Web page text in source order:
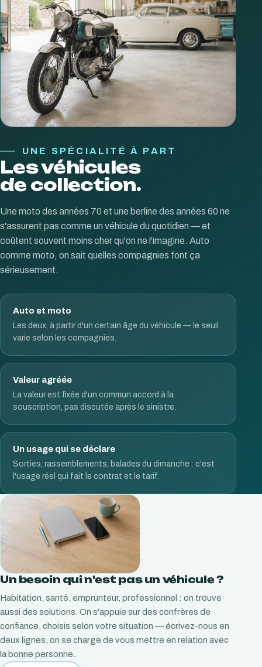
UNE SPÉCIALITÉ À PART
Les véhicules
de collection.
Une moto des années 70 et une berline des années 60 ne
s'assurent pas comme un véhicule du quotidien — et
coûtent souvent moins cher qu'on ne l'imagine. Auto
comme moto, on sait quelles compagnies font ça
sérieusement.
Auto et moto
Les deux, à partir d'un certain âge du véhicule — le seuil
varie selon les compagnies.
Valeur agréée
La valeur est fixée d'un commun accord à la
souscription, pas discutée après le sinistre.
Un usage qui se déclare
Sorties, rassemblements, balades du dimanche : c'est
l'usage réel qui fait le contrat et le tarif.
Un besoin qui n'est pas un véhicule ?
Habitation, santé, emprunteur, professionnel : on trouve
aussi des solutions. On s'appuie sur des confrères de
confiance, choisis selon votre situation — écrivez-nous en
deux lignes, on se charge de vous mettre en relation avec
la bonne personne.